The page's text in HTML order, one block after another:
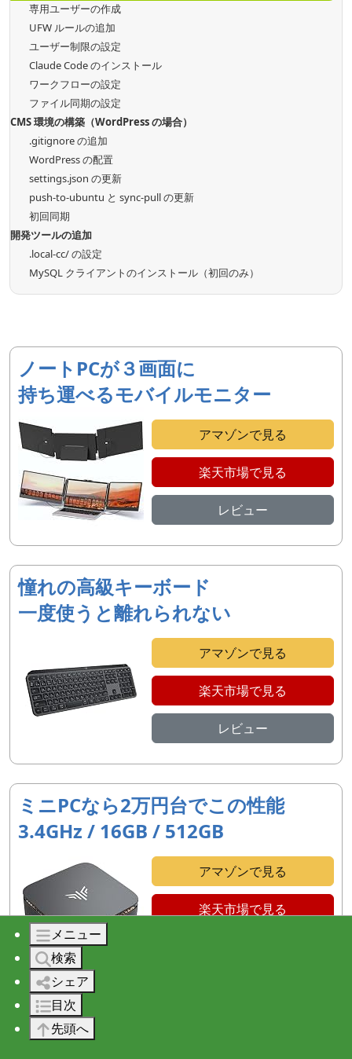
専用ユーザーの作成
UFW ルールの追加
ユーザー制限の設定
Claude Code のインストール
ワークフローの設定
ファイル同期の設定
CMS 環境の構築（WordPress の場合）
.gitignore の追加
WordPress の配置
settings.json の更新
push-to-ubuntu と sync-pull の更新
初回同期
開発ツールの追加
.local-cc/ の設定
MySQL クライアントのインストール（初回のみ）
ノートPCが３画面に
持ち運べるモバイルモニター
アマゾンで見る
楽天市場で見る
レビュー
憧れの高級キーボード
一度使うと離れられない
アマゾンで見る
楽天市場で見る
レビュー
ミニPCなら2万円台でこの性能
3.4GHz / 16GB / 512GB
アマゾンで見る
楽天市場で見る
Windows 11 Professional
オンラインコード版
メニュー
検索
シェア
目次
先頭へ